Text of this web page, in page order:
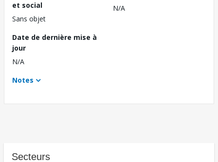
et social
Sans objet
N/A
Date de dernière mise à
jour
N/A
Notes
Secteurs